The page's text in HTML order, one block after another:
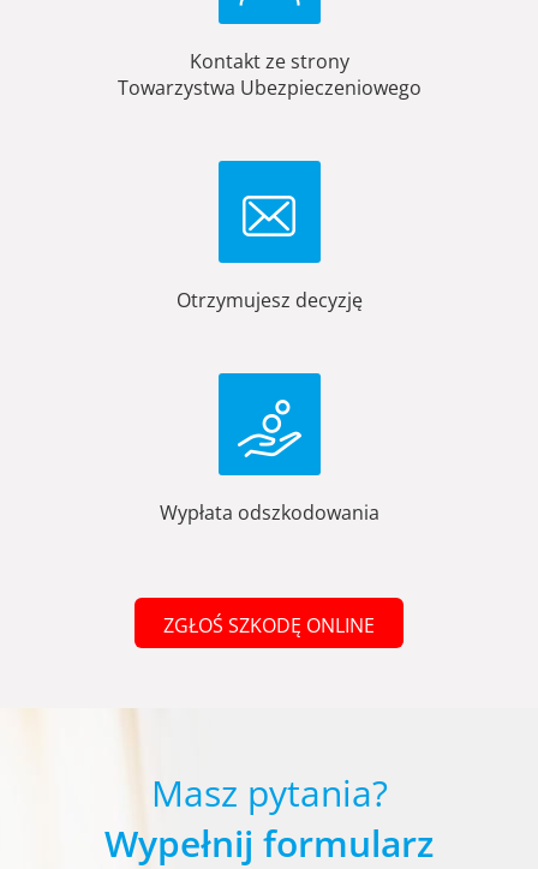
Kontakt ze strony
Towarzystwa Ubezpieczeniowego
Otrzymujesz decyzję
Wypłata odszkodowania
ZGŁOŚ SZKODĘ ONLINE
Masz pytania?
Wypełnij formularz